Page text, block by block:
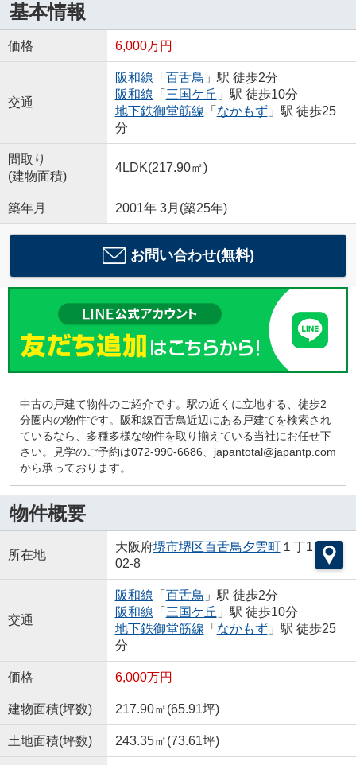
基本情報
価格 6,000万円
交通
阪和線 「 百舌鳥 」駅 徒歩2分
阪和線 「 三国ケ丘 」駅 徒歩10分
地下鉄御堂筋線 「 なかもず」駅 徒歩25
分
間取り
(建物面積)
4LDK(217.90㎡)
築年月 2001年 3月(築25年)
お問い合わせ(無料)
中古の戸建て物件のご紹介です。駅の近くに立地する、徒歩2
分圏内の物件です。阪和線百舌鳥近辺にある戸建てを検索され
ているなら、多種多様な物件を取り揃えている当社にお任せ下
さい。見学のご予約は072-990-6686、japantotal@japantp.com
から承っております。
物件概要
所在地
大阪府堺市堺区百舌鳥夕雲町１丁1
02-8
交通
阪和線 「 百舌鳥 」駅 徒歩2分
阪和線 「 三国ケ丘 」駅 徒歩10分
地下鉄御堂筋線 「 なかもず」駅 徒歩25
分
価格 6,000万円
建物面積(坪数) 217.90㎡(65.91坪)
土地面積(坪数) 243.35㎡(73.61坪)